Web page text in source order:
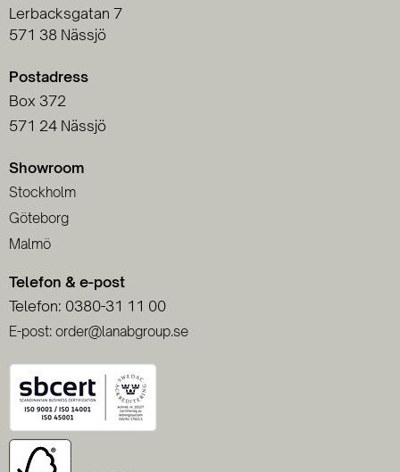
Lerbacksgatan 7
571 38 Nässjö
Postadress
Box 372
571 24 Nässjö
Showroom
Stockholm
Göteborg
Malmö
Telefon & e-post
Telefon: 0380-31 11 00
E-post: order@lanabgroup.se